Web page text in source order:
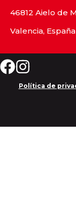
46812 Aielo de
Valencia, España
Política de